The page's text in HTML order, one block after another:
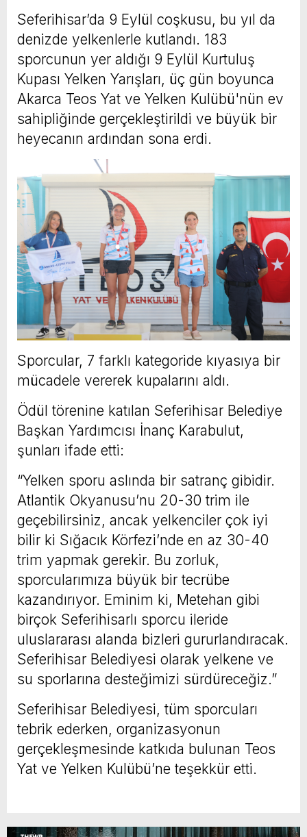
Seferihisar’da 9 Eylül coşkusu, bu yıl da
denizde yelkenlerle kutlandı. 183
sporcunun yer aldığı 9 Eylül Kurtuluş
Kupası Yelken Yarışları, üç gün boyunca
Akarca Teos Yat ve Yelken Kulübü'nün ev
sahipliğinde gerçekleştirildi ve büyük bir
heyecanın ardından sona erdi.
Sporcular, 7 farklı kategoride kıyasıya bir
mücadele vererek kupalarını aldı.
Ödül törenine katılan Seferihisar Belediye
Başkan Yardımcısı İnanç Karabulut,
şunları ifade etti:
“Yelken sporu aslında bir satranç gibidir.
Atlantik Okyanusu’nu 20-30 trim ile
geçebilirsiniz, ancak yelkenciler çok iyi
bilir ki Sığacık Körfezi’nde en az 30-40
trim yapmak gerekir. Bu zorluk,
sporcularımıza büyük bir tecrübe
kazandırıyor. Eminim ki, Metehan gibi
birçok Seferihisarlı sporcu ileride
uluslararası alanda bizleri gururlandıracak.
Seferihisar Belediyesi olarak yelkene ve
su sporlarına desteğimizi sürdüreceğiz.”
Seferihisar Belediyesi, tüm sporcuları
tebrik ederken, organizasyonun
gerçekleşmesinde katkıda bulunan Teos
Yat ve Yelken Kulübü’ne teşekkür etti.